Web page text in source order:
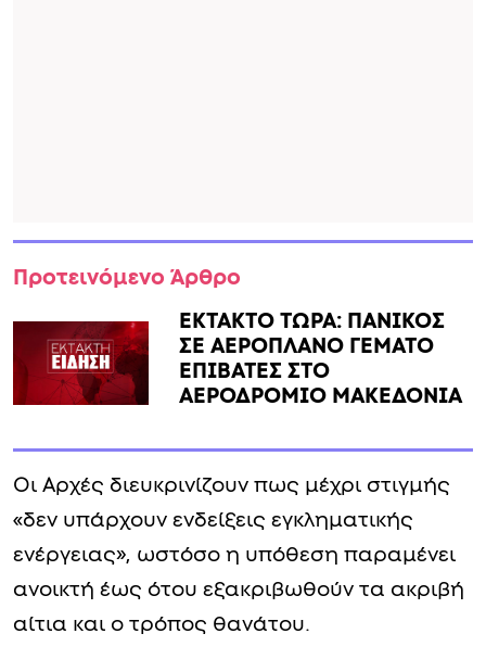
Προτεινόμενο Άρθρο
ΕΚΤΑΚΤΟ ΤΩΡΑ: ΠΑΝΙΚΟΣ
ΣΕ ΑΕΡΟΠΛΑΝΟ ΓΕΜΑΤΟ
ΕΠΙΒΑΤΕΣ ΣΤΟ
ΑΕΡΟΔΡΟΜΙΟ ΜΑΚΕΔΟΝΙΑ
Οι Αρχές διευκρινίζουν πως μέχρι στιγμής
«δεν υπάρχουν ενδείξεις εγκληματικής
ενέργειας», ωστόσο η υπόθεση παραμένει
ανοικτή έως ότου εξακριβωθούν τα ακριβή
αίτια και ο τρόπος θανάτου.